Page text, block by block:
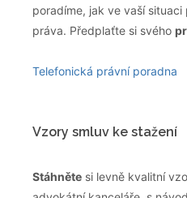
poradíme, jak ve vaší
práva. Předplaťte si svého
Telefonická právní poradna
Vzory smluv ke stažení
Stáhněte si levně kvalitní